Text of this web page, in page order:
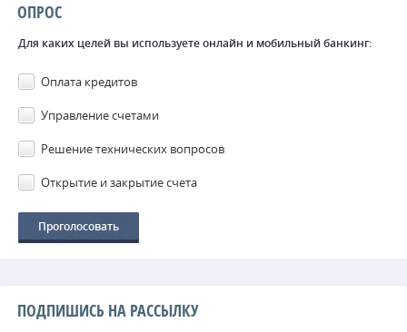
ОПРОС
Для каких целей вы используете онлайн и мобильный банкинг:
Оплата кредитов
Управление счетами
Решение технических вопросов
Открытие и закрытие счета
ПОДПИШИСЬ НА РАССЫЛКУ